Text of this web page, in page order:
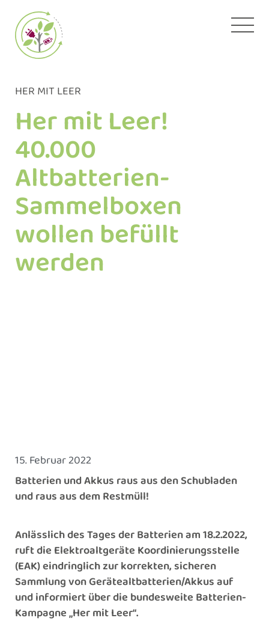
Inhalt
springen
HER MIT LEER
Her mit Leer!
40.000
Altbatterien-
Sammelboxen
wollen befüllt
werden
15. Februar 2022
Batterien und Akkus raus aus den Schubladen
und raus aus dem Restmüll!
Anlässlich des Tages der Batterien am 18.2.2022,
ruft die Elektroaltgeräte Koordinierungsstelle
(EAK) eindringlich zur korrekten, sicheren
Sammlung von Gerätealtbatterien/Akkus auf
und informiert über die bundesweite Batterien-
Kampagne „Her mit Leer“.